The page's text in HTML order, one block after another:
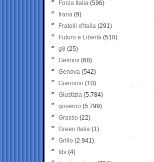
Forza Italia (596)
frana (9)
Fratelli d'Italia (291)
Futuro e Libertà (510)
g8 (25)
Gelmini (68)
Genova (542)
Giannino (10)
Giustizia (5.784)
governo (5.799)
Grasso (22)
Green Italia (1)
Grillo (2.941)
Idv (4)